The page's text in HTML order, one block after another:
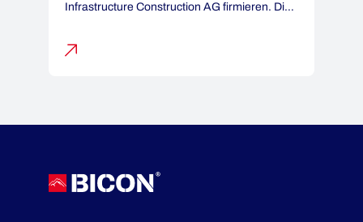
Infrastructure Construction AG firmieren. Die
keinerlei Einfluss auf unsere bestehenden
unverändert gültig. Auch […]